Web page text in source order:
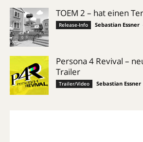
TOEM 2 – hat einen
Release-Info Sebastian Essner
Persona 4 Revival –
Trailer
Trailer/Video Sebastian Essner